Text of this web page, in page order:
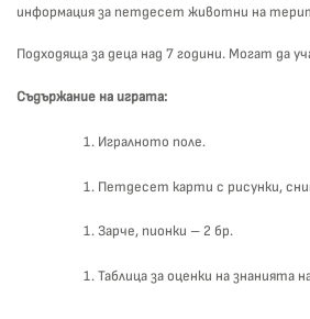
информация за петдесет животни на
Подходяща за деца над 7 години. Могат да
Съдържание на играта:
Игралното поле.
Петдесет карти с рисунки,
Зарче, пионки – 2 бр.
Таблица за оценки на знанията